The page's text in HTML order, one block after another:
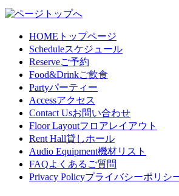
HOME トップページ
Scheduleスケジュール
Reserveご予約
Food&Drinkご飲食
Partyパーティー
Accessアクセス
Contact Usお問い合わせ
Floor Layoutフロアレイアウト
Rent Hall貸しホール
Audio Equipment機材リスト
FAQよくあるご質問
Privacy Policyプライバシーポリシ